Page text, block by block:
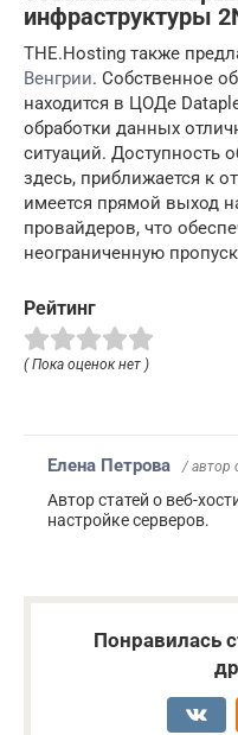
инфраструктуры
THE.Hosting также
Венгрии. Собственное
находится в ЦОДе
обработки данных
ситуаций. Доступность
здесь, приближается к
имеется прямой выход
провайдеров, что
неограниченную
Рейтинг
( Пока оценок нет )
Елена Петрова / автор
Автор статей о веб-
настройке серверов.
Понравилась